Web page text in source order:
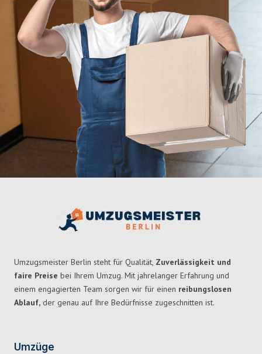
Umzugsmeister Berlin steht für Qualität, Zuverlässigkeit und
faire Preise bei Ihrem Umzug. Mit jahrelanger Erfahrung und
einem engagierten Team sorgen wir für einen reibungslosen
Ablauf, der genau auf Ihre Bedürfnisse zugeschnitten ist.
Umzüge